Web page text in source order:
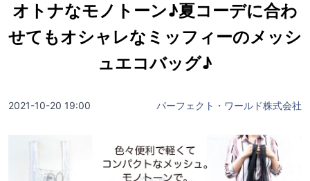
オトナなモノトーン♪夏コーデに合わ
せてもオシャレなミッフィーのメッシ
ュエコバッグ♪
2021-10-20 19:00 パーフェクト・ワールド株式会社